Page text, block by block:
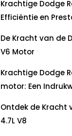
Krachtige Dodge
Efficiëntie en
De Kracht van de
V6 Motor
Krachtige Dodge
motor: Een
Ontdek de Kracht
4.7L V8